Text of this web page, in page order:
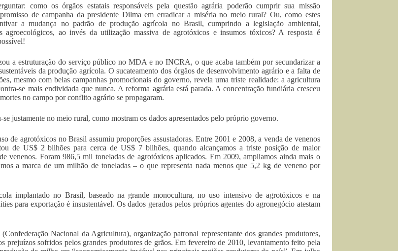
como os órgãos estatais responsáveis pela questão agrária poderão cumprir sua missão
de campanha da presidente Dilma em erradicar a miséria no meio rural? Ou, como estes
a mudança no padrão de produção agrícola no Brasil, cumprindo a legislação ambiental,
agroecológicos, ao invés da utilização massiva de agrotóxicos e insumos tóxicos? A resposta é
a estruturação do serviço público no MDA e no INCRA, o que acaba também por secundarizar a
da produção agrícola. O sucateamento dos órgãos de desenvolvimento agrário e a falta de
mesmo com belas campanhas promocionais do governo, revela uma triste realidade: a agricultura
se mais endividada que nunca. A reforma agrária está parada. A concentração fundiária cresceu
no campo por conflito agrário se propagaram.
justamente no meio rural, como mostram os dados apresentados pelo próprio governo.
de agrotóxicos no Brasil assumiu proporções assustadoras. Entre 2001 e 2008, a venda de venenos
de US$ 2 bilhões para cerca de US$ 7 bilhões, quando alcançamos a triste posição de maior
venenos. Foram 986,5 mil toneladas de agrotóxicos aplicados. Em 2009, ampliamos ainda mais o
a marca de um milhão de toneladas – o que representa nada menos que 5,2 kg de veneno por
implantado no Brasil, baseado na grande monocultura, no uso intensivo de agrotóxicos e na
para exportação é insustentável. Os dados gerados pelos próprios agentes do agronegócio atestam
Nacional da Agricultura), organização patronal representante dos grandes produtores,
prejuízos sofridos pelos grandes produtores de grãos. Em fevereiro de 2010, levantamento feito pela